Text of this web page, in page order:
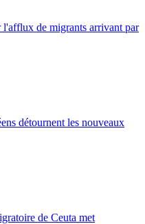
l'afflux de migrants arrivant par
détournent les nouveaux
de Ceuta met